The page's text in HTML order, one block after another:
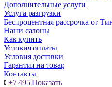
Дополнительные услуги
Услуга разгрузки
Беспроцентная рассрочка от
Наши салоны
Как купить
Условия оплаты
Условия доставки
Гарантия на товар
Контакты
+7 495 Показать